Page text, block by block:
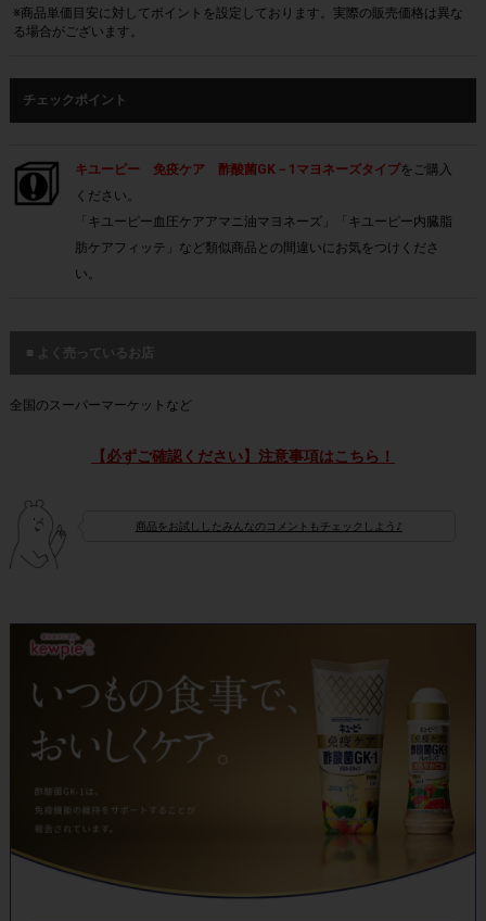
※商品単価目安に対してポイントを設定しております。実際の販売価格は異な
る場合がございます。
チェックポイント
キユーピー 免疫ケア 酢酸菌GK－1マヨネーズタイプをご購入
ください。
「キユーピー血圧ケアアマニ油マヨネーズ」「キユーピー内臓脂
肪ケアフィッテ」など類似商品との間違いにお気をつけくださ
い。
■ よく売っているお店
全国のスーパーマーケットなど
【必ずご確認ください】注意事項はこちら！
商品をお試ししたみんなのコメントもチェックしよう♪